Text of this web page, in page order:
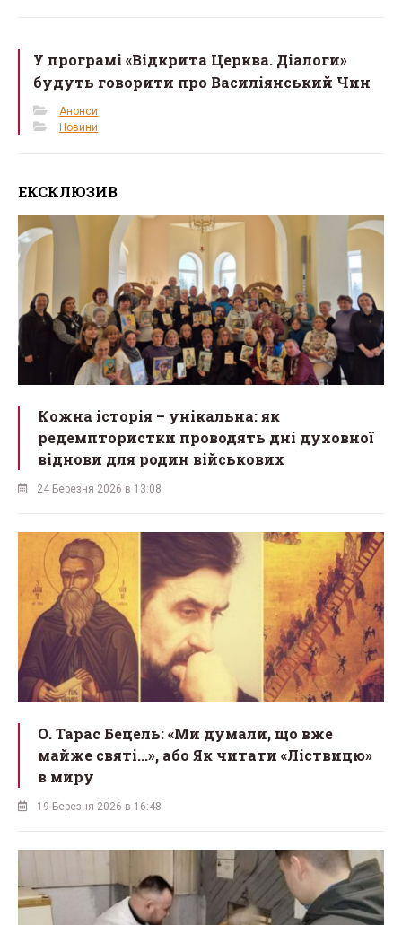
У програмі «Відкрита Церква. Діалоги»
будуть говорити про Василіянський Чин
Анонси
Новини
ЕКСКЛЮЗИВ
Кожна історія – унікальна: як
редемптористки проводять дні духовної
віднови для родин військових
24 Березня 2026 в 13:08
О. Тарас Бецель: «Ми думали, що вже
майже святі...», або Як читати «Ліствицю»
в миру
19 Березня 2026 в 16:48